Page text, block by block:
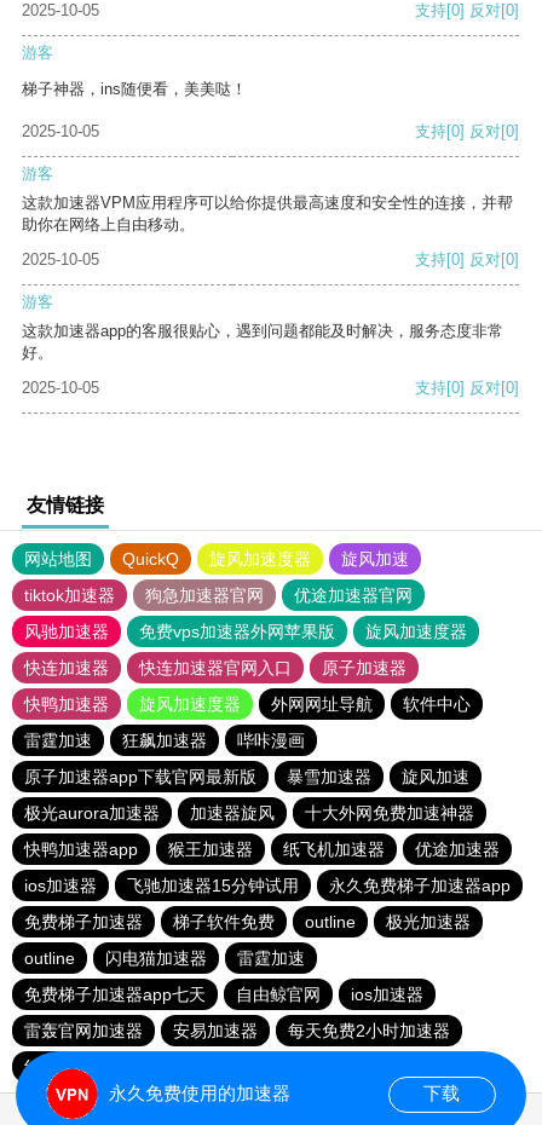
2025-10-05 支持[0] 反对[0]
游客
梯子神器，ins随便看，美美哒！
2025-10-05 支持[0] 反对[0]
游客
这款加速器VPM应用程序可以给你提供最高速度和安全性的连接，并帮
助你在网络上自由移动。
2025-10-05
支持[0] 反对[0]
游客
这款加速器app的客服很贴心，遇到问题都能及时解决，服务态度非常
好。
2025-10-05
支持[0] 反对[0]
友情链接
网站地图 QuickQ 旋风加速度器
旋风加速
tiktok加速器
狗急加速器官网
优途加速器官网
风驰加速器
免费vps加速器外网苹果版
旋风加速度器
快连加速器
快连加速器官网入口
原子加速器
快鸭加速器
旋风加速度器 外网网址导航
软件中心
雷霆加速
狂飙加速器
哔咔漫画
原子加速器app下载官网最新版
暴雪加速器
旋风加速
极光aurora加速器
加速器旋风
十大外网免费加速神器
快鸭加速器app
猴王加速器 纸飞机加速器
优途加速器
ios加速器
飞驰加速器15分钟试用
永久免费梯子加速器app
免费梯子加速器
梯子软件免费 outline
极光加速器
outline
闪电猫加速器
雷霆加速
免费梯子加速器app七天
自由鲸官网
ios加速器
雷轰官网加速器
安易加速器
每天免费2小时加速器
红海pro加速器
永久免费使用的加速器 下载